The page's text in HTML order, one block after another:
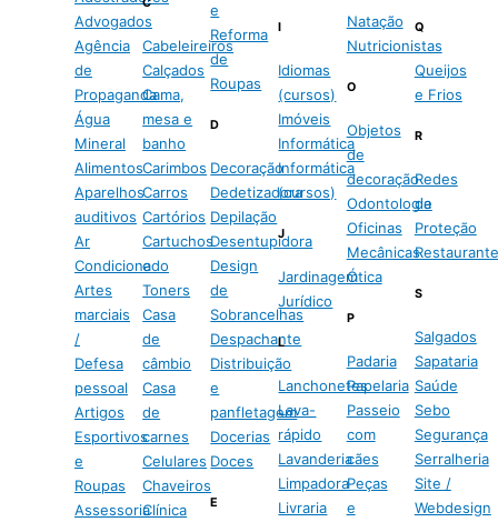
Advogados
Agência
de
Propaganda
Água
Mineral
Alimentos
Aparelhos
auditivos
Ar
Condicionado
Artes
marciais
/
Defesa
pessoal
Artigos
Esportivos
e
Roupas
Assessoria
Cabeleireiros
Calçados
Cama,
mesa e
banho
Carimbos
Carros
Cartórios
Cartuchos
e
Toners
Casa
de
câmbio
Casa
de
carnes
Celulares
Chaveiros
Clínica
e
Reforma
de
Roupas
D
Decoração
Dedetizadora
Depilação
Desentupidora
Design
de
Sobrancelhas
Despachante
Distribuição
e
panfletagem
Docerias
Doces
E
I
Idiomas
(cursos)
Imóveis
Informática
Informática
(cursos)
J
Jardinagem
Jurídico
L
Lanchonetes
Lava-
rápido
Lavanderia
Limpadora
Livraria
Natação
Nutricionistas
O
Objetos
de
decoração
Odontologia
Oficinas
Mecânicas
Ótica
P
Padaria
Papelaria
Passeio
com
cães
Peças
e
Q
Queijos
e Frios
R
Redes
de
Proteção
S
Salgados
Sapataria
Saúde
Sebo
Segurança
Serralheria
Site /
Webdesign